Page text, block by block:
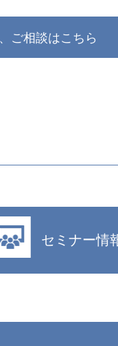
ご相談はこちら
セミナー情